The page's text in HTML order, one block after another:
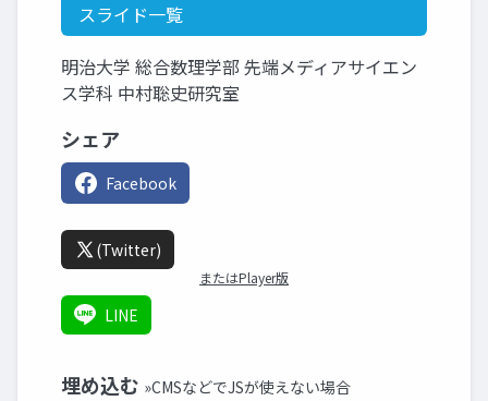
スライド一覧
明治大学 総合数理学部 先端メディアサイエン
ス学科 中村聡史研究室
シェア
Facebook
(Twitter)
またはPlayer版
LINE
埋め込む »CMSなどでJSが使えない場合